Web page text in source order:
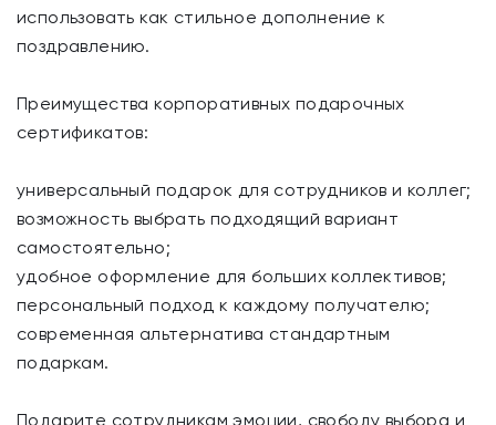
использовать как стильное дополнение к
поздравлению.
Преимущества корпоративных подарочных
сертификатов:
универсальный подарок для сотрудников и коллег;
возможность выбрать подходящий вариант
самостоятельно;
удобное оформление для больших коллективов;
персональный подход к каждому получателю;
современная альтернатива стандартным
подаркам.
Подарите сотрудникам эмоции, свободу выбора и